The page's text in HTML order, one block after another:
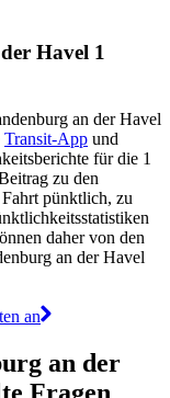
Havel 1
an der Havel
Transit-App und
für die 1
zu den
pünktlich, zu
daher von den
an der Havel
an
an der